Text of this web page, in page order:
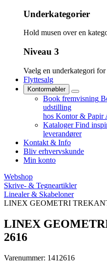
Underkategorier
Hold musen over en
Niveau 3
Vaelg en underkategori for
Flyttesalg
Kontormøbler
Book fremvisning
udstilling
hos Kontor & Papir
Kataloger Find
leverandører
Kontakt & Info
Bliv erhvervskunde
Min konto
Webshop
Skrive- & Tegneartikler
Linealer & Skabeloner
LINEX GEOMETRI
LINEX
2616
Varenummer: 1412616